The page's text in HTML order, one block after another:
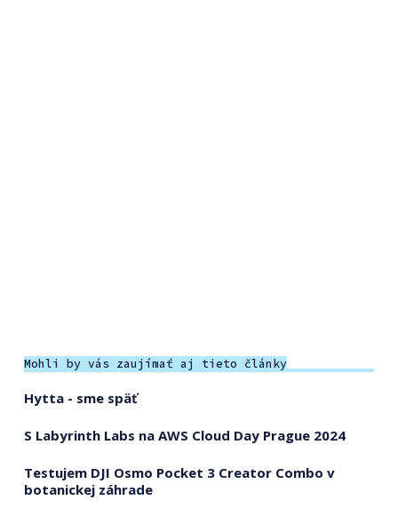
Mohli by vás zaujímať aj tieto články
Hytta - sme späť
S Labyrinth Labs na AWS Cloud Day Prague 2024
Testujem DJI Osmo Pocket 3 Creator Combo v
botanickej záhrade